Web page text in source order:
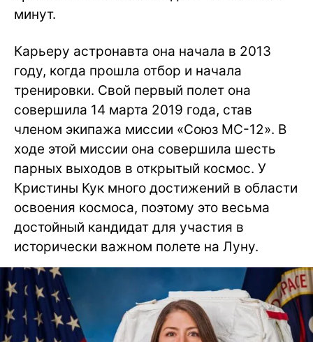
минут.
Карьеру астронавта она начала в 2013
году, когда прошла отбор и начала
тренировки. Свой первый полет она
совершила 14 марта 2019 года, став
членом экипажа миссии «Союз МС-12». В
ходе этой миссии она совершила шесть
парных выходов в открытый космос. У
Кристины Кук много достижений в области
освоения космоса, поэтому это весьма
достойный кандидат для участия в
исторически важном полете на Луну.